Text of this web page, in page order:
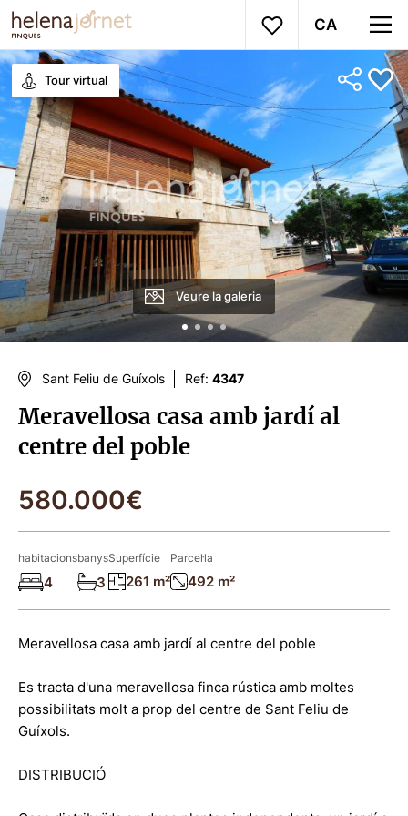
CA
Tour virtual
Veure la galeria
Sant Feliu de Guíxols Ref: 4347
Meravellosa casa amb jardí al
centre del poble
580.000€
habitacions
4
banys
3
Superfície
261 m²
Parcel·la
492 m²
Meravellosa casa amb jardí al centre del poble
Es tracta d'una meravellosa finca rústica amb moltes
possibilitats molt a prop del centre de Sant Feliu de
Guíxols.
DISTRIBUCIÓ